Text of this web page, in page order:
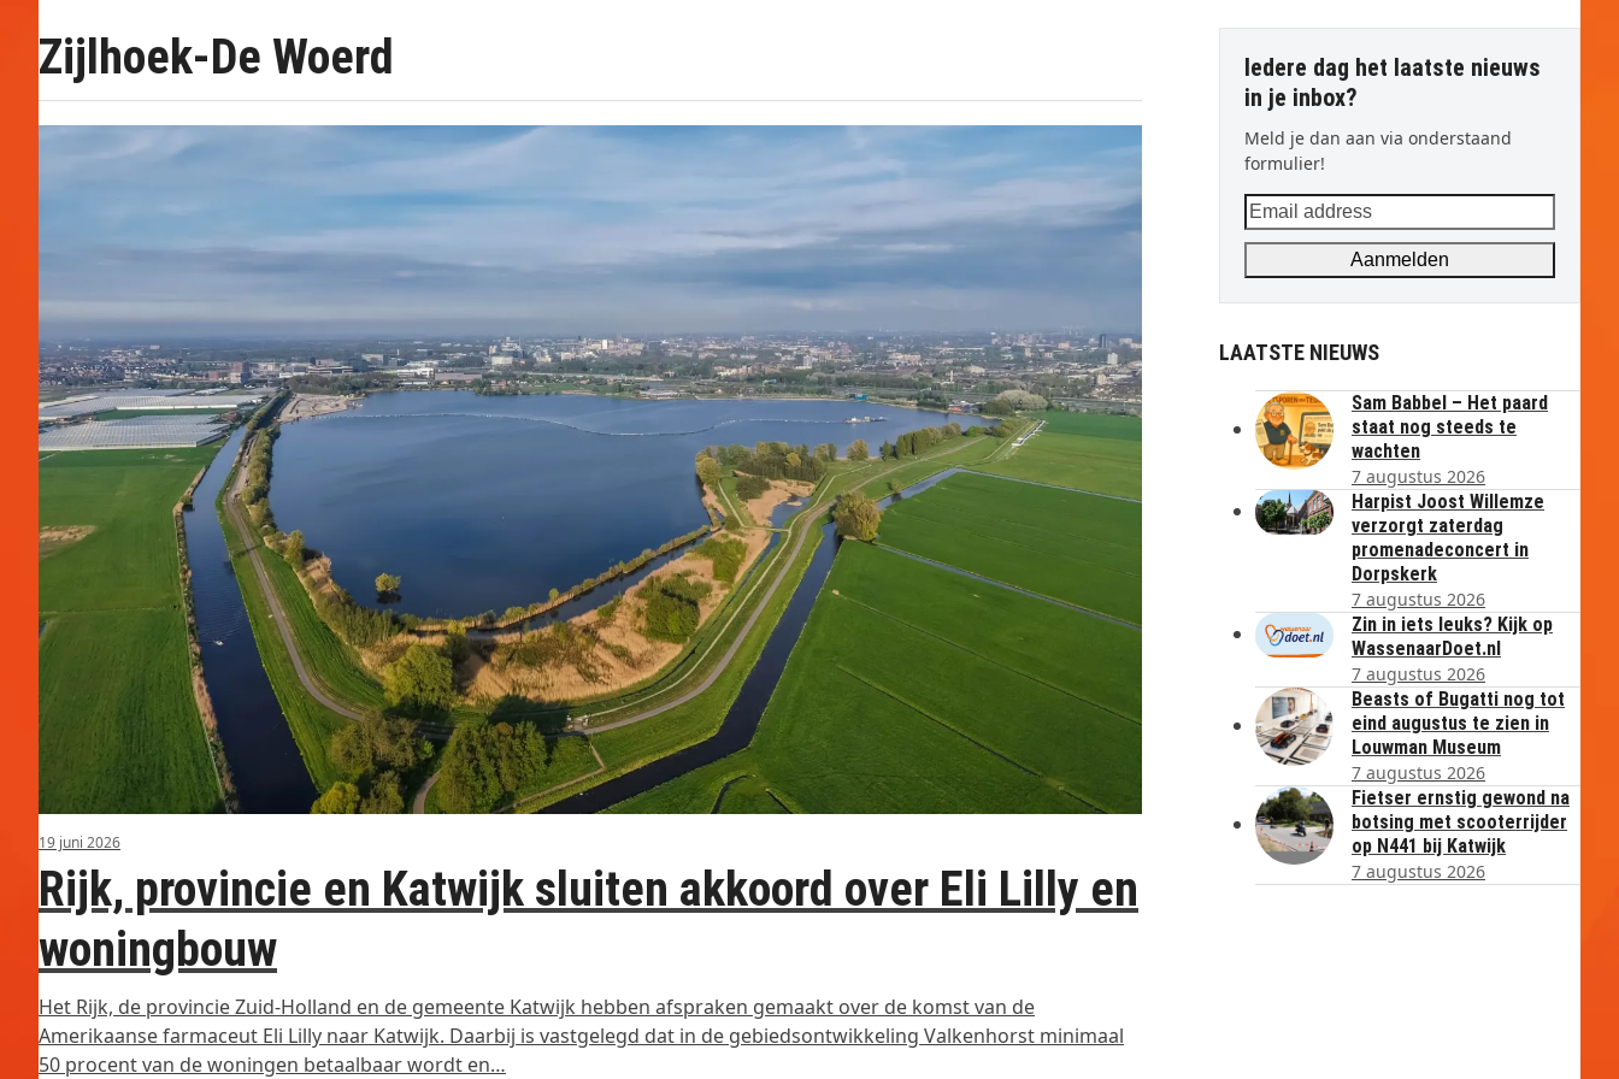
Zijlhoek-De Woerd
19 juni 2026
Rijk, provincie en Katwijk sluiten akkoord over Eli Lilly en
woningbouw
Het Rijk, de provincie Zuid-Holland en de gemeente Katwijk hebben afspraken gemaakt over de komst van de
Amerikaanse farmaceut Eli Lilly naar Katwijk. Daarbij is vastgelegd dat in de gebiedsontwikkeling Valkenhorst minimaal
50 procent van de woningen betaalbaar wordt en…
Iedere dag het laatste nieuws
in je inbox?
Meld je dan aan via onderstaand
formulier!
Email
address
Aanmelden
LAATSTE NIEUWS
Sam Babbel – Het paard
staat nog steeds te
wachten
7 augustus 2026
Harpist Joost Willemze
verzorgt zaterdag
promenadeconcert in
Dorpskerk
7 augustus 2026
Zin in iets leuks? Kijk op
WassenaarDoet.nl
7 augustus 2026
Beasts of Bugatti nog tot
eind augustus te zien in
Louwman Museum
7 augustus 2026
Fietser ernstig gewond na
botsing met scooterrijder
op N441 bij Katwijk
7 augustus 2026